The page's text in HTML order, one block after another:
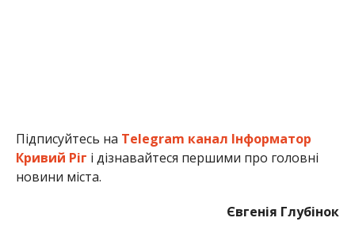
Підписуйтесь на Telegram канал Інформатор
Кривий Ріг і дізнавайтеся першими про головні
новини міста.
Євгенія Глубінок